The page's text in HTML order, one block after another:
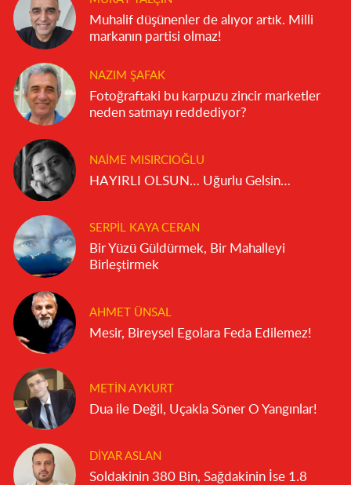
Muhalif düşünenler de alıyor artık. Milli
markanın partisi olmaz!
NAZIM ŞAFAK
Fotoğraftaki bu karpuzu zincir marketler
neden satmayı reddediyor?
NAIME MISIRCIOĞLU
HAYIRLI OLSUN… Uğurlu Gelsin…
SERPIL KAYA CERAN
Bir Yüzü Güldürmek, Bir Mahalleyi
Birleştirmek
AHMET ÜNSAL
Mesir, Bireysel Egolara Feda Edilemez!
METIN AYKURT
Dua ile Değil, Uçakla Söner O Yangınlar!
DIYAR ASLAN
Soldakinin 380 Bin, Sağdakinin İse 1.8